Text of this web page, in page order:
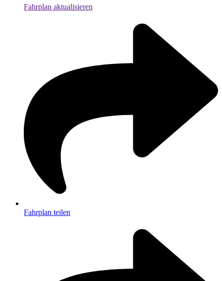
Fahrplan aktualisieren
Fahrplan teilen